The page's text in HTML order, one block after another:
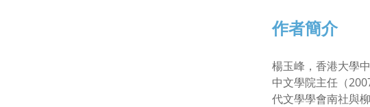
作者簡介
楊玉峰，香港大學
中文學院主任（
代文學學會南社與